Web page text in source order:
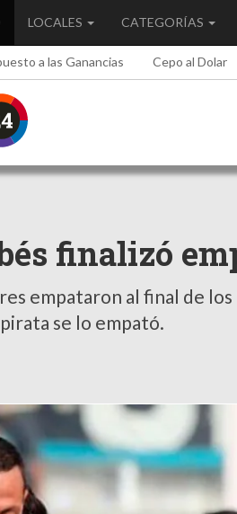
(current)LOCALES CATEGORÍAS
a las Ganancias Cepo al Dolar
finalizó
empataron al final de
se lo empató.